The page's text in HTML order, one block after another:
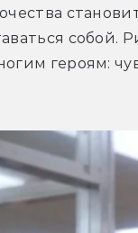
собой.
героям: